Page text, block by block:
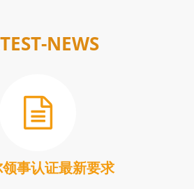
NEWS
事认证最新要求